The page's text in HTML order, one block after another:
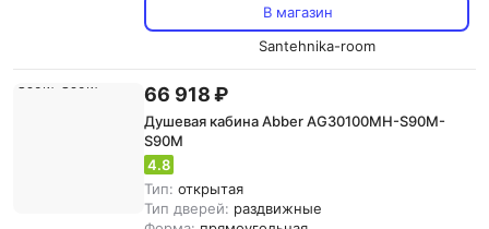
В магазин
Santehnika-room
66 918 ₽
Душевая кабина Abber AG30100MH-S90M-
S90M
4.8
Тип: открытая
Тип дверей: раздвижные